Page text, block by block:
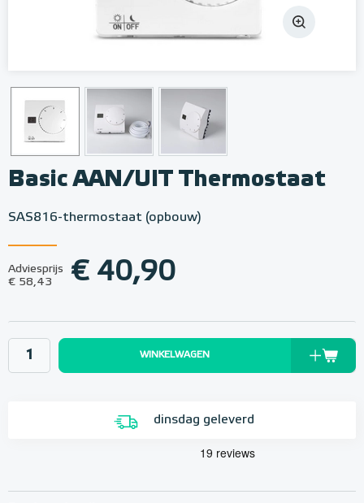
Basic AAN/UIT Thermostaat
SAS816-thermostaat (opbouw)
Adviesprijs
€ 58,43
€ 40,90
WINKELWAGEN
dinsdag geleverd